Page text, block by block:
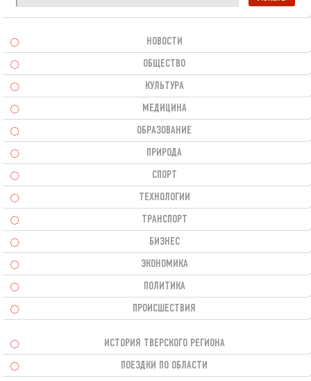
НОВОСТИ
ОБЩЕСТВО
КУЛЬТУРА
МЕДИЦИНА
ОБРАЗОВАНИЕ
ПРИРОДА
СПОРТ
ТЕХНОЛОГИИ
ТРАНСПОРТ
БИЗНЕС
ЭКОНОМИКА
ПОЛИТИКА
ПРОИСШЕСТВИЯ
ИСТОРИЯ ТВЕРСКОГО РЕГИОНА
ПОЕЗДКИ ПО ОБЛАСТИ